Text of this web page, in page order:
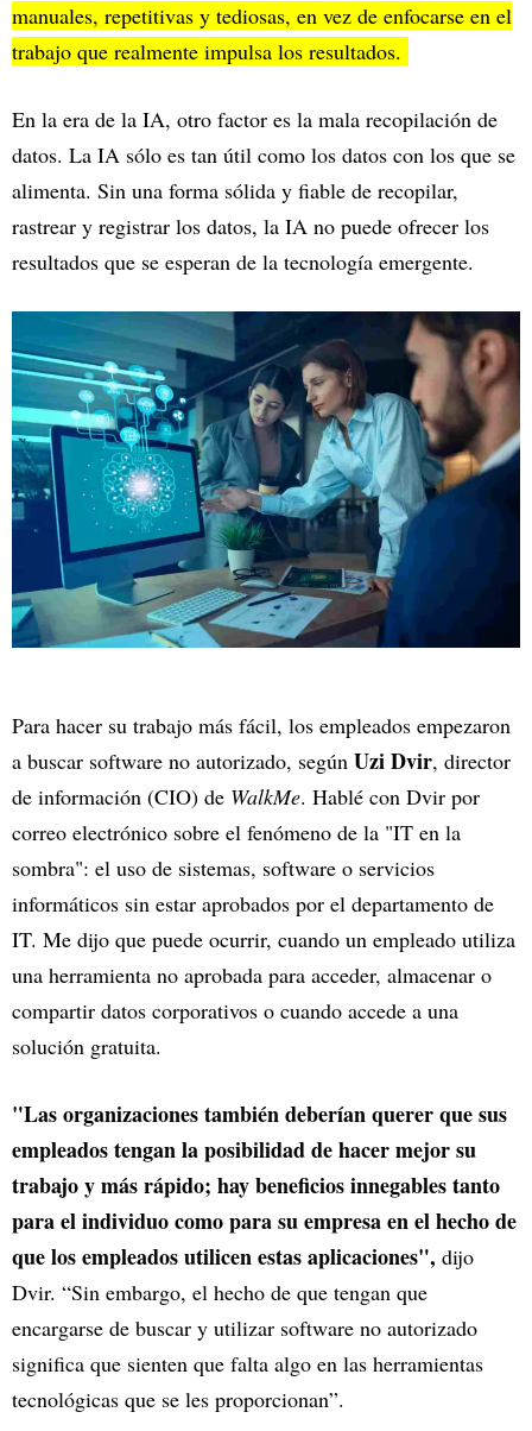
manuales, repetitivas y tediosas, en vez de enfocarse en el
trabajo que realmente impulsa los resultados.
En la era de la IA, otro factor es la mala recopilación de
datos. La IA sólo es tan útil como los datos con los que se
alimenta. Sin una forma sólida y fiable de recopilar,
rastrear y registrar los datos, la IA no puede ofrecer los
resultados que se esperan de la tecnología emergente.
Para hacer su trabajo más fácil, los empleados empezaron
a buscar software no autorizado, según Uzi Dvir, director
de información (CIO) de WalkMe. Hablé con Dvir por
correo electrónico sobre el fenómeno de la "IT en la
sombra": el uso de sistemas, software o servicios
informáticos sin estar aprobados por el departamento de
IT. Me dijo que puede ocurrir, cuando un empleado utiliza
una herramienta no aprobada para acceder, almacenar o
compartir datos corporativos o cuando accede a una
solución gratuita.
"Las organizaciones también deberían querer que sus
empleados tengan la posibilidad de hacer mejor su
trabajo y más rápido; hay beneficios innegables tanto
para el individuo como para su empresa en el hecho de
que los empleados utilicen estas aplicaciones", dijo
Dvir. “Sin embargo, el hecho de que tengan que
encargarse de buscar y utilizar software no autorizado
significa que sienten que falta algo en las herramientas
tecnológicas que se les proporcionan”.